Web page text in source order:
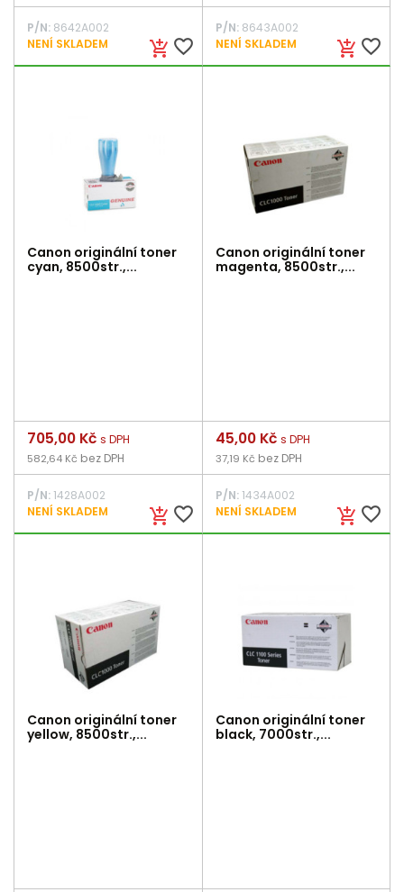
add_shopping_cart favorite_border
P/N: 8642A002
NENÍ SKLADEM
add_shopping_cart favorite_border
P/N:8643A002
NENÍ SKLADEM
Canon originální toner
cyan, 8500str.,...
add_shopping_cart favorite_border
Cena
705,00 Kč s DPH
582,64 Kč bez DPH
P/N: 1428A002
NENÍ SKLADEM
Canon originální toner
magenta, 8500str.,...
add_shopping_cart favorite_border
Cena
45,00 Kč s DPH
37,19 Kč bez DPH
P/N:1434A002
NENÍ SKLADEM
Canon originální toner
yellow, 8500str.,...
Canon originální toner
black, 7000str.,...